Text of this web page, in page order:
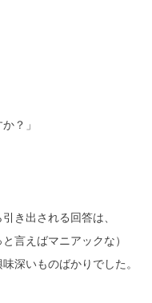
？」
き出される回答は、
言えばマニアックな）
深いものばかりでした。